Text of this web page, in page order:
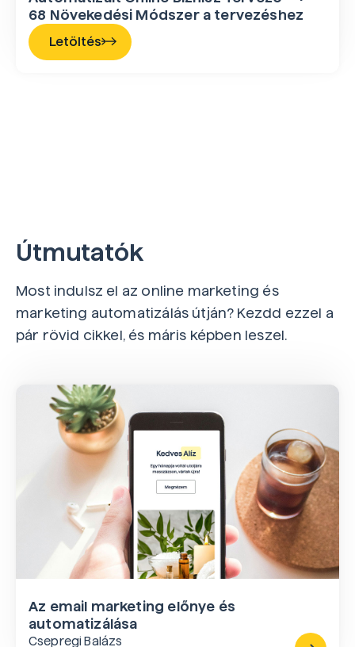
68 Növekedési Módszer a tervezéshez
Letöltés
Útmutatók
Most indulsz el az online marketing és
marketing automatizálás útján? Kezdd ezzel a
pár rövid cikkel, és máris képben leszel.
Az email marketing előnye és
automatizálása
Csepregi Balázs